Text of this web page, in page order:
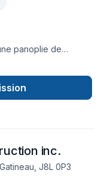
panoplie de
Notre équipe
vous aider à réaliser
allant de la
inc.
J8L 0P3